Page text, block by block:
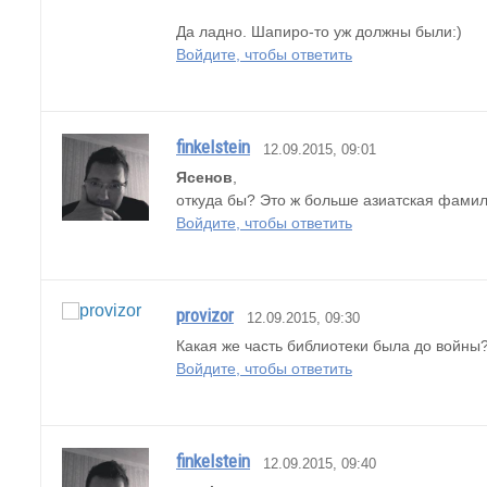
Да ладно. Шапиро-то уж должны были:)
Войдите, чтобы ответить
finkelstein 12.09.2015, 09:01
Ясенов,
откуда бы? Это ж больше азиатская
Войдите, чтобы ответить
provizor 12.09.2015, 09:30
Какая же часть библиотеки была до
Войдите, чтобы ответить
finkelstein 12.09.2015, 09:40